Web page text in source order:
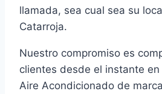
llamada, sea cual sea su
Catarroja.
Nuestro compromiso es
clientes desde el instante
Aire Acondicionado de